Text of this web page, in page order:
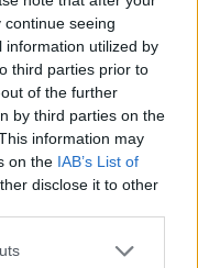
seeing
information utilized by
third parties prior to
of the further
by third parties on the
information may
on the IAB’s List of
disclose it to other